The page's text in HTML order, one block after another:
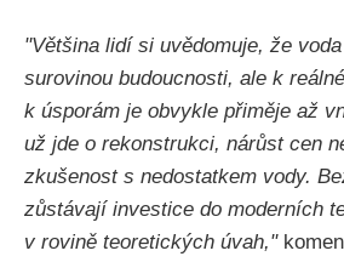
"Většina lidí si uvědomuje, že
surovinou budoucnosti, ale k
k úsporám je obvykle přiměje až
už jde o rekonstrukci, nárůst cen
zkušenost s nedostatkem vody.
zůstávají investice do moderních
v rovině teoretických úvah,"